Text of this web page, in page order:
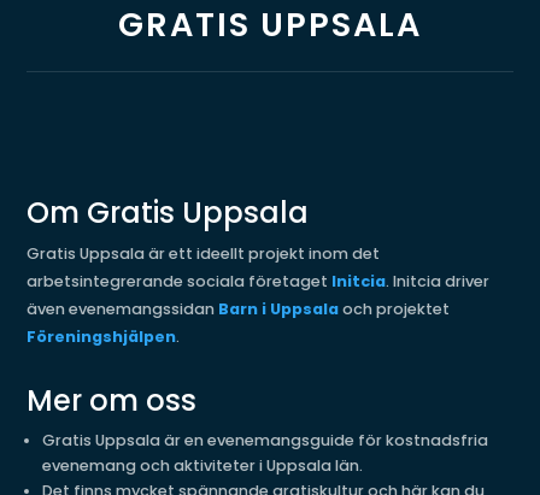
GRATIS UPPSALA
Om Gratis Uppsala
Gratis Uppsala är ett ideellt projekt inom det
arbetsintegrerande sociala företaget Initcia. Initcia driver
även evenemangssidan Barn i Uppsalaoch projektet
Föreningshjälpen.
Mer om oss
Gratis Uppsala är en evenemangsguide för kostnadsfria
evenemang och aktiviteter i Uppsala län.
Det finns mycket spännande gratiskultur och här kan du